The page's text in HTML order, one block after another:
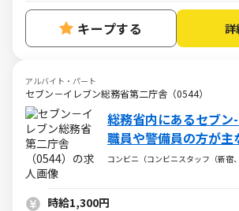
キープする 詳
アルバイト・パート
セブン－イレブン総務省第二庁舎（0544）
総務省内にあるセブン
職員や警備員の方が主
コンビニ（コンビニスタッフ（新宿
時給1,300円